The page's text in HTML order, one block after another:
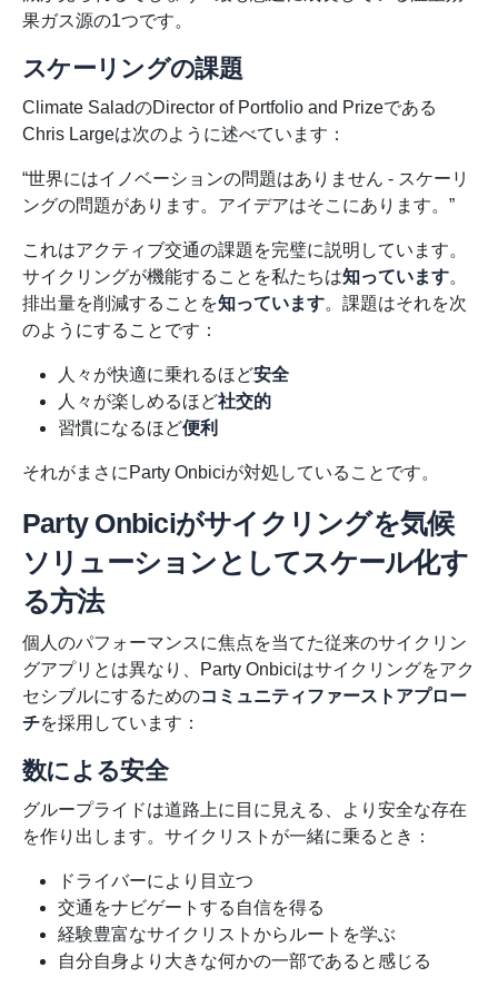
果ガス源の1つです。
スケーリングの課題
Climate SaladのDirector of Portfolio and Prizeである
Chris Largeは次のように述べています：
“世界にはイノベーションの問題はありません - スケーリ
ングの問題があります。アイデアはそこにあります。”
これはアクティブ交通の課題を完璧に説明しています。
サイクリングが機能することを私たちは知っています。
排出量を削減することを知っています。課題はそれを次
のようにすることです：
人々が快適に乗れるほど安全
人々が楽しめるほど社交的
習慣になるほど便利
それがまさにParty Onbiciが対処していることです。
Party Onbiciがサイクリングを気候
ソリューションとしてスケール化す
る方法
個人のパフォーマンスに焦点を当てた従来のサイクリン
グアプリとは異なり、Party Onbiciはサイクリングをアク
セシブルにするためのコミュニティファーストアプロー
チを採用しています：
数による安全
グループライドは道路上に目に見える、より安全な存在
を作り出します。サイクリストが一緒に乗るとき：
ドライバーにより目立つ
交通をナビゲートする自信を得る
経験豊富なサイクリストからルートを学ぶ
自分自身より大きな何かの一部であると感じる